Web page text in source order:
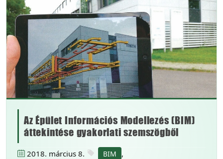
Az Épület Információs Modellezés (BIM)
áttekintése gyakorlati szemszögből
2018. március 8. BIM ,